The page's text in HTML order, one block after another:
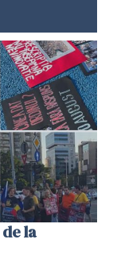
la